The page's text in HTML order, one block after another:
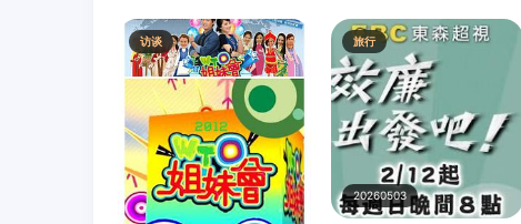
访谈 旅行
20260503